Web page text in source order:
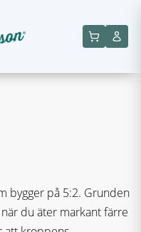
bygger på 5:2. Grunden
du äter markant färre